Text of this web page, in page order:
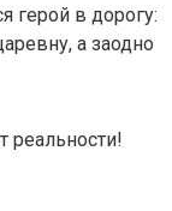
герой в дорогу:
а заодно
реальности!